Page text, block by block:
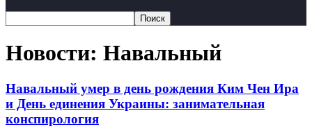
Новости: Навальный
Навальный умер в день рождения Ким Чен Ира
и День единения Украины: занимательная
конспирология